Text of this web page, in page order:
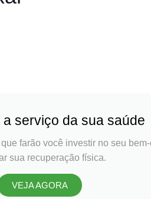
a serviço da sua saúde
farão você investir no seu
sua recuperação física.
VEJA AGORA